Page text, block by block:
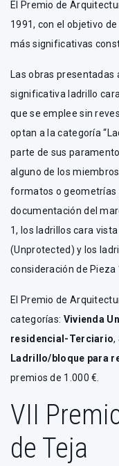
El Premio de
1991, con el objetivo
más significativas
Las obras
significativa ladrillo
que se emplee sin
optan a la categoría
parte de sus
alguno de los
formatos o geometrías
documentación del
1, los ladrillos cara
(Unprotected) y los
consideración de Pieza
El Premio de
categorías: Vivienda
residencial-Terciario,
Ladrillo/bloque para
premios de 1.000 €.
VII
de Teja